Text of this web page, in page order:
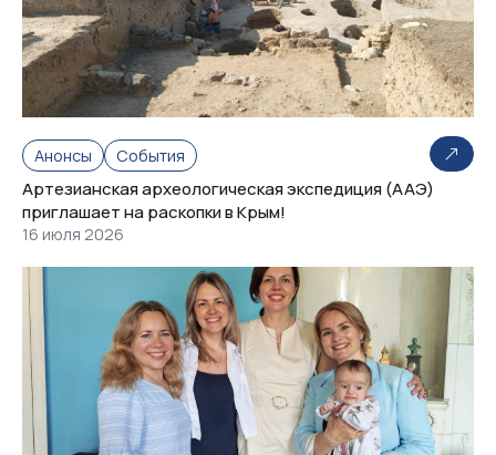
Анонсы События
Артезианская археологическая экспедиция (ААЭ)
приглашает на раскопки в Крым!
16 июля 2026